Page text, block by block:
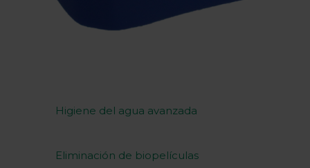
Higiene del agua avanzada
Eliminación de biopelículas